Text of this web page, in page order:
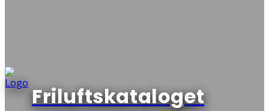
Friluftskataloget